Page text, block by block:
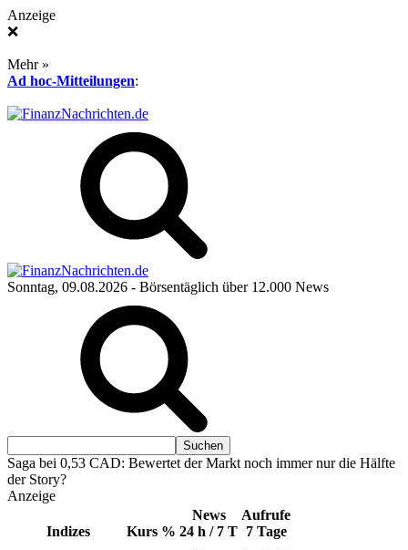
Anzeige
❌
Mehr »
Ad hoc-Mitteilungen:
Sonntag, 09.08.2026 - Börsentäglich über 12.000 News
Saga bei 0,53 CAD: Bewertet der Markt noch immer nur die Hälfte
der Story?
Anzeige
Indizes Kurs %
News
24 h / 7 T
Aufrufe
7 Tage